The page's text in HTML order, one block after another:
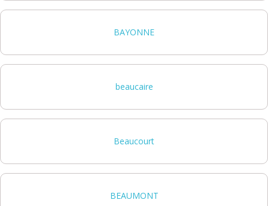
BAYONNE
beaucaire
Beaucourt
BEAUMONT